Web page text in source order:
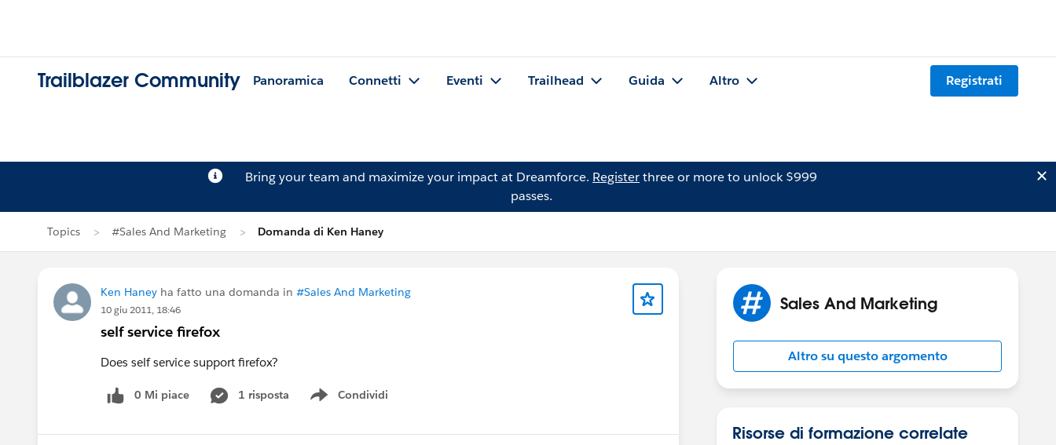
Trailblazer Community Panoramica Connetti Eventi Trailhead Guida Altro Registrati
Bring your team and maximize your impact at Dreamforce. Registerthree or more to unlock $999
passes.
Topics #Sales And Marketing Domanda di Ken Haney
Ken Haney ha fatto una domanda in #Sales And Marketing
10 giu 2011, 18:46
self service firefox
Does self service support firefox?
0 Mi piace 1 risposta Condividi
Show menu
Sales And Marketing
Altro su questo argomento
Risorse di formazione correlate